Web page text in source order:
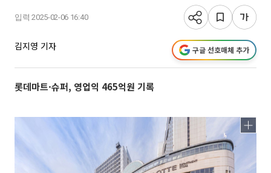
입력 2025-02-06 16:40
김지영 기자 구글 선호매체 추가
롯데마트·슈퍼, 영업익 465억원 기록